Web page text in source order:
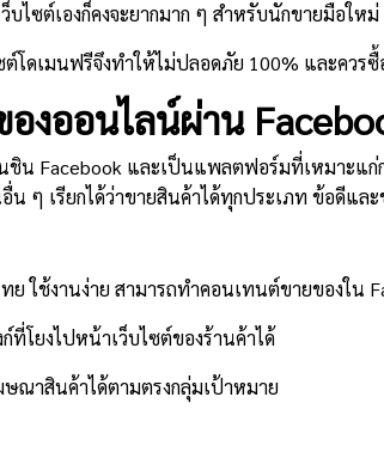
บไซต์เองก็คงจะยากมาก ๆ สำหรับนักขายมือใหม่
ต์โดเมนฟรีจึงทำให้ไม่ปลอดภัย 100% และควรซื้
องออนไลน์ผ่าน
น Facebook และเป็นแพลตฟอร์มที่เหมาะแก่
ๆ เรียกได้ว่าขายสินค้าได้ทุกประเภท ข้อดีและ
ย ใช้งานง่าย สามารถทำคอนเทนต์ขายของใน
ที่โยงไปหน้าเว็บไซต์ของร้านค้าได้
ษณาสินค้าได้ตามตรงกลุ่มเป้าหมาย